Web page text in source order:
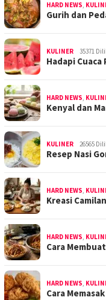
HARD NEWS,
Gurih dan
KULINER 35371
Hadapi
HARD NEWS,
Kenyal dan
KULINER 26565
Resep Nasi
HARD NEWS,
Kreasi
HARD NEWS,
Cara
HARD NEWS,
Cara